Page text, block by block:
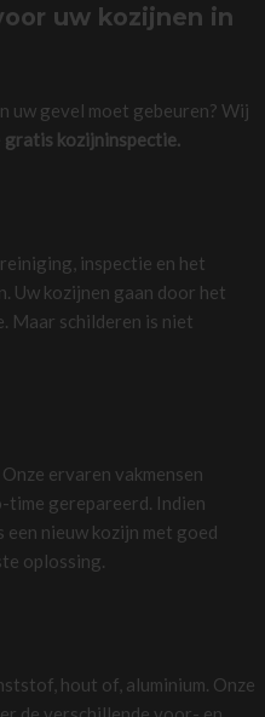
uw kozijnen in
uw gevel moet gebeuren? Wij
gratis kozijninspectie.
inspectie en het
Uw kozijnen gaan door het
Maar schilderen is niet
ervaren vakmensen
time gerepareerd. Indien
nieuw kozijn met goed
oplossing.
hout of, aluminium. Onze